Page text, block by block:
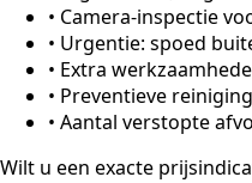
• Camera-inspectie
• Urgentie: spoed
• Extra
• Preventieve
• Aantal verstopte
Wilt u een exacte